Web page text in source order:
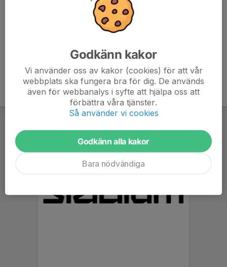
Godkänn kakor
Vi använder oss av kakor (cookies) för att vår
webbplats ska fungera bra för dig. De används
även för webbanalys i syfte att hjälpa oss att
förbättra våra tjänster.
Så använder vi cookies
Godkänn alla kakor
Bara nödvändiga